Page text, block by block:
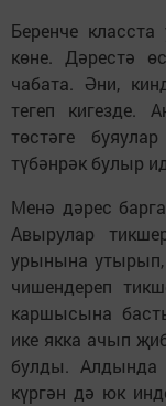
Беренче
көне. Дәрестә
чабата. Әни,
тегеп кигезде.
төстәге
түбәнрәк булыр
Менә дәрес
Авырулар
урынына утырып,
чишендереп
каршысына
ике якка ачып
булды.
күргән дә юк